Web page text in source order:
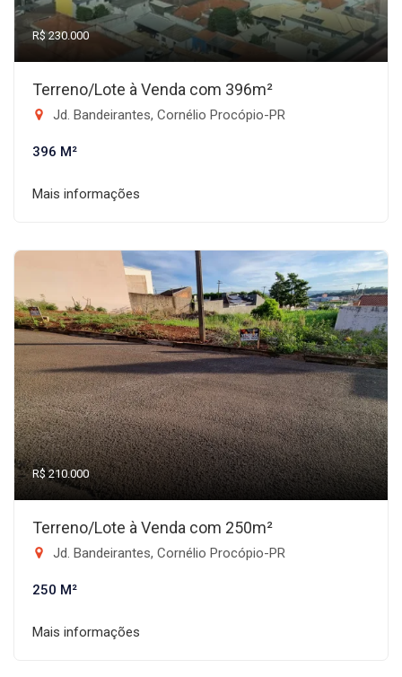
R$ 230.000
Terreno/Lote à Venda com 396m²
Jd. Bandeirantes, Cornélio Procópio-PR
396 M²
Mais informações
R$ 210.000
Terreno/Lote à Venda com 250m²
Jd. Bandeirantes, Cornélio Procópio-PR
250 M²
Mais informações